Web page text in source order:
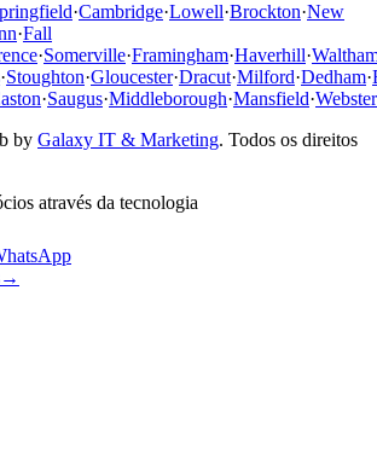
·Cambridge·Lowell·Brockton·New
·Fall
·Somerville·Framingham·Haverhill·
·Stoughton·Gloucester·Dracut·Milford·Dedham·
·Saugus·Middleborough·Mansfield·Webster
by Galaxy IT & Marketing. Todos os direitos
através da tecnologia
→